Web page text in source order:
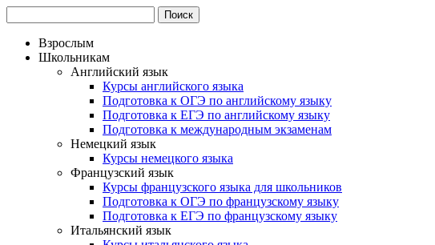
Взрослым
Школьникам
Английский язык
Курсы английского языка
Подготовка к ОГЭ по английскому языку
Подготовка к ЕГЭ по английскому языку
Подготовка к международным экзаменам
Немецкий язык
Курсы немецкого языка
Французский язык
Курсы французского языка для школьников
Подготовка к ОГЭ по французскому языку
Подготовка к ЕГЭ по французскому языку
Итальянский язык